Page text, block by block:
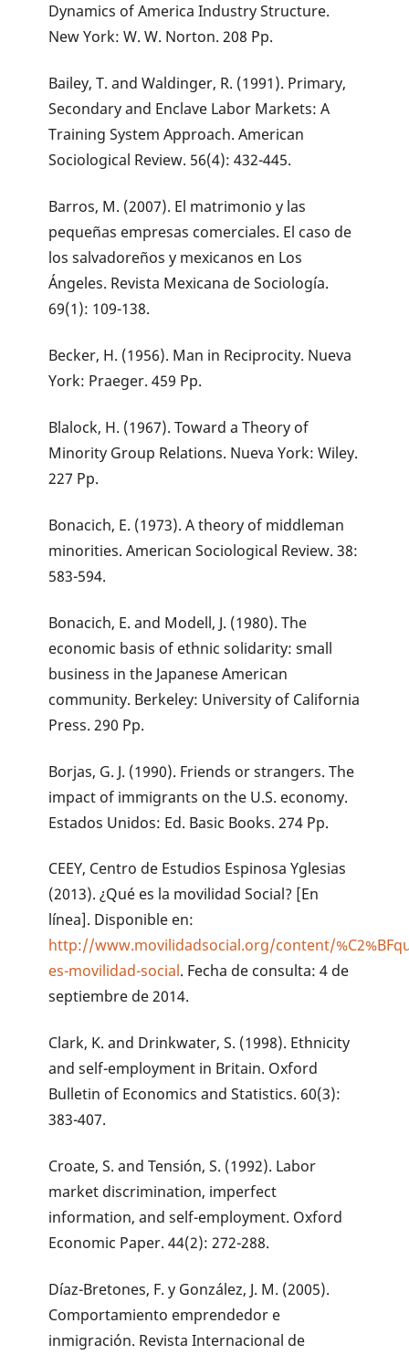
Dynamics of America Industry Structure.
New York: W. W. Norton. 208 Pp.
Bailey, T. and Waldinger, R. (1991). Primary,
Secondary and Enclave Labor Markets: A
Training System Approach. American
Sociological Review. 56(4): 432-445.
Barros, M. (2007). El matrimonio y las
pequeñas empresas comerciales. El caso de
los salvadoreños y mexicanos en Los
Ángeles. Revista Mexicana de Sociología.
69(1): 109-138.
Becker, H. (1956). Man in Reciprocity. Nueva
York: Praeger. 459 Pp.
Blalock, H. (1967). Toward a Theory of
Minority Group Relations. Nueva York: Wiley.
227 Pp.
Bonacich, E. (1973). A theory of middleman
minorities. American Sociological Review. 38:
583-594.
Bonacich, E. and Modell, J. (1980). The
economic basis of ethnic solidarity: small
business in the Japanese American
community. Berkeley: University of California
Press. 290 Pp.
Borjas, G. J. (1990). Friends or strangers. The
impact of immigrants on the U.S. economy.
Estados Unidos: Ed. Basic Books. 274 Pp.
CEEY, Centro de Estudios Espinosa Yglesias
(2013). ¿Qué es la movilidad Social? [En
línea]. Disponible en:
http://www.movilidadsocial.org/content/
es-movilidad-social. Fecha de consulta: 4 de
septiembre de 2014.
Clark, K. and Drinkwater, S. (1998). Ethnicity
and self-employment in Britain. Oxford
Bulletin of Economics and Statistics. 60(3):
383-407.
Croate, S. and Tensión, S. (1992). Labor
market discrimination, imperfect
information, and self-employment. Oxford
Economic Paper. 44(2): 272-288.
Díaz-Bretones, F. y González, J. M. (2005).
Comportamiento emprendedor e
inmigración. Revista Internacional de